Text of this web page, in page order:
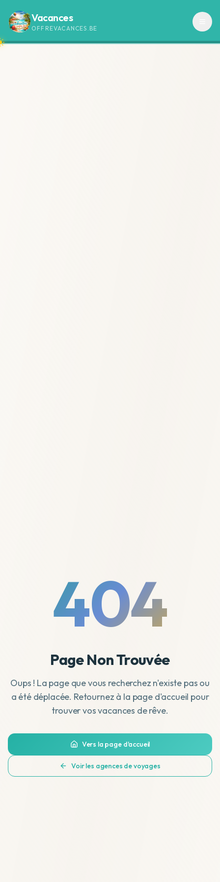
Vacances
OFFREVACANCES.BE
404
Page Non Trouvée
Oups ! La page que vous recherchez n'existe pas ou
a été déplacée. Retournez à la page d'accueil pour
trouver vos vacances de rêve.
Vers la page d'accueil
Voir les agences de voyages